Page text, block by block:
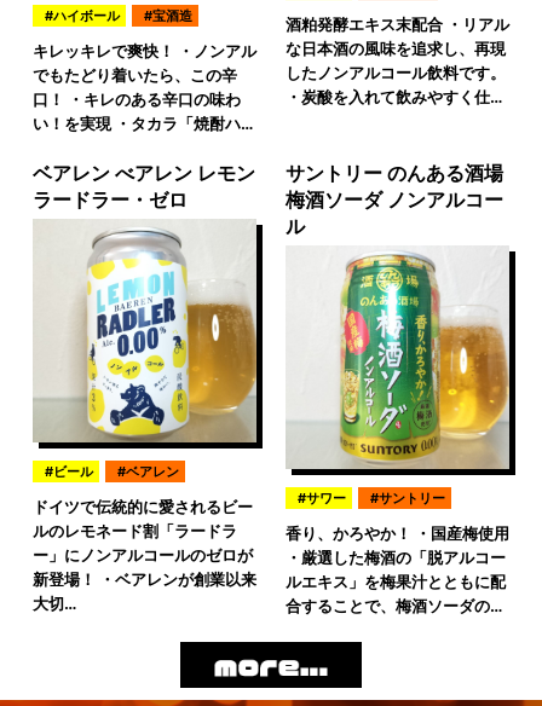
ハイボール 宝酒造
キレッキレで爽快！ ・ノンアル
でもたどり着いたら、この辛
口！ ・キレのある辛口の味わ
い！を実現 ・タカラ「焼酎ハ…
酒粕発酵エキス末配合 ・リアル
な日本酒の風味を追求し、再現
したノンアルコール飲料です。
・炭酸を入れて飲みやすく仕…
ベアレン べアレン レモン
ラードラー・ゼロ
ビール ベアレン
ドイツで伝統的に愛されるビー
ルのレモネード割「ラードラ
ー」にノンアルコールのゼロが
新登場！ ・ベアレンが創業以来
大切…
サントリー のんある酒場
梅酒ソーダ ノンアルコー
ル
サワー サントリー
香り、かろやか！ ・国産梅使用
・厳選した梅酒の「脱アルコー
ルエキス」を梅果汁とともに配
合することで、梅酒ソーダの…